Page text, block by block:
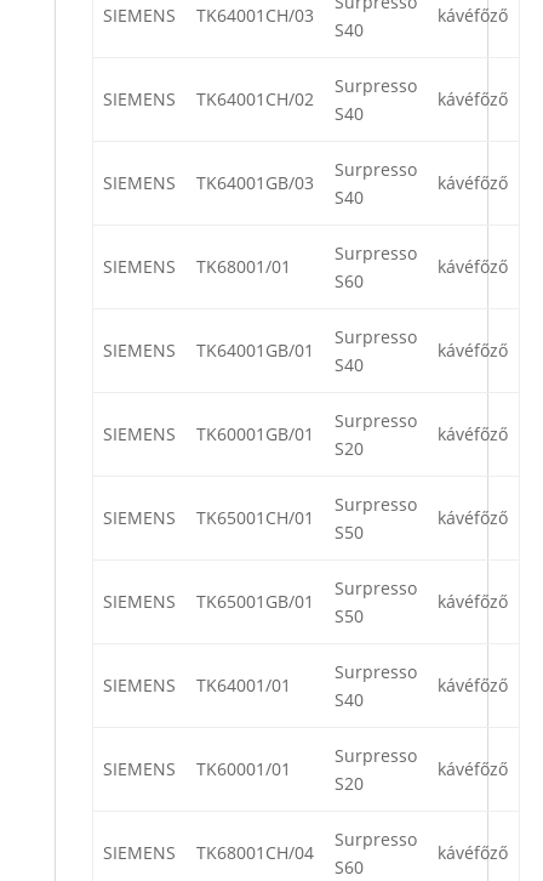
SIEMENS TK64001CH/03
S40
kávéfőző
SIEMENS TK64001CH/02
Surpresso
S40
kávéfőző
SIEMENS TK64001GB/03
Surpresso
S40
kávéfőző
SIEMENS TK68001/01
Surpresso
S60
kávéfőző
SIEMENS TK64001GB/01
Surpresso
S40
kávéfőző
SIEMENS TK60001GB/01
Surpresso
S20
kávéfőző
SIEMENS TK65001CH/01
Surpresso
S50
kávéfőző
SIEMENS TK65001GB/01
Surpresso
S50
kávéfőző
SIEMENS TK64001/01
Surpresso
S40
kávéfőző
SIEMENS TK60001/01
Surpresso
S20
kávéfőző
SIEMENS TK68001CH/04
Surpresso
S60
kávéfőző